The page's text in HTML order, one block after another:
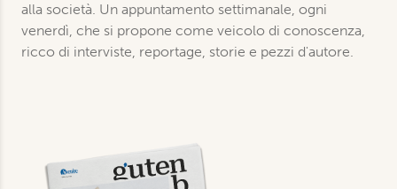
alla società. Un appuntamento settimanale, ogni
venerdì, che si propone come veicolo di conoscenza,
ricco di interviste, reportage, storie e pezzi d'autore.